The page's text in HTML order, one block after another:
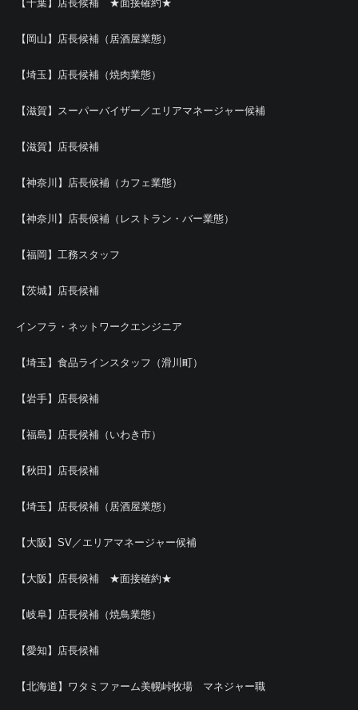
【千葉】店長候補 ★面接確約★
【岡山】店長候補（居酒屋業態）
【埼玉】店長候補（焼肉業態）
【滋賀】スーパーバイザー／エリアマネージャー候補
【滋賀】店長候補
【神奈川】店長候補（カフェ業態）
【神奈川】店長候補（レストラン・バー業態）
【福岡】工務スタッフ
【茨城】店長候補
インフラ・ネットワークエンジニア
【埼玉】食品ラインスタッフ（滑川町）
【岩手】店長候補
【福島】店長候補（いわき市）
【秋田】店長候補
【埼玉】店長候補（居酒屋業態）
【大阪】SV／エリアマネージャー候補
【大阪】店長候補 ★面接確約★
【岐阜】店長候補（焼鳥業態）
【愛知】店長候補
【北海道】ワタミファーム美幌峠牧場 マネジャー職